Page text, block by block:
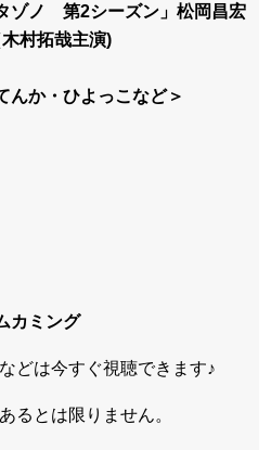
ゾノ 第2シーズン」松岡昌宏
村拓哉主演)
んか・ひよっこなど＞
カミング
どは今すぐ視聴できます♪
るとは限りません。